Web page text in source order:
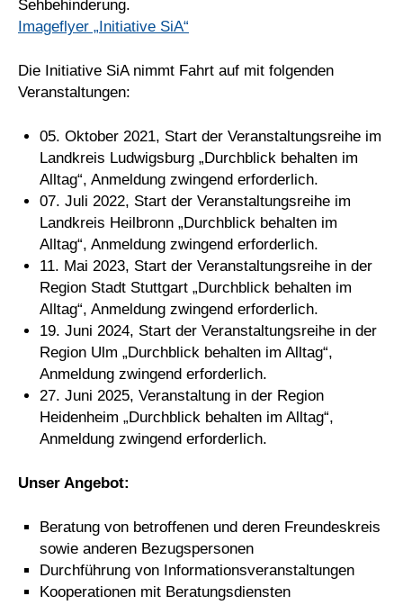
Sehbehinderung.
Imageflyer „Initiative SiA“
Die Initiative SiA nimmt Fahrt auf mit folgenden
Veranstaltungen:
05. Oktober 2021, Start der Veranstaltungsreihe im
Landkreis Ludwigsburg „Durchblick behalten im
Alltag“, Anmeldung zwingend erforderlich.
07. Juli 2022, Start der Veranstaltungsreihe im
Landkreis Heilbronn „Durchblick behalten im
Alltag“, Anmeldung zwingend erforderlich.
11. Mai 2023, Start der Veranstaltungsreihe in der
Region Stadt Stuttgart „Durchblick behalten im
Alltag“, Anmeldung zwingend erforderlich.
19. Juni 2024, Start der Veranstaltungsreihe in der
Region Ulm „Durchblick behalten im Alltag“,
Anmeldung zwingend erforderlich.
27. Juni 2025, Veranstaltung in der Region
Heidenheim „Durchblick behalten im Alltag“,
Anmeldung zwingend erforderlich.
Unser Angebot:
Beratung von betroffenen und deren Freundeskreis
sowie anderen Bezugspersonen
Durchführung von Informationsveranstaltungen
Kooperationen mit Beratungsdiensten